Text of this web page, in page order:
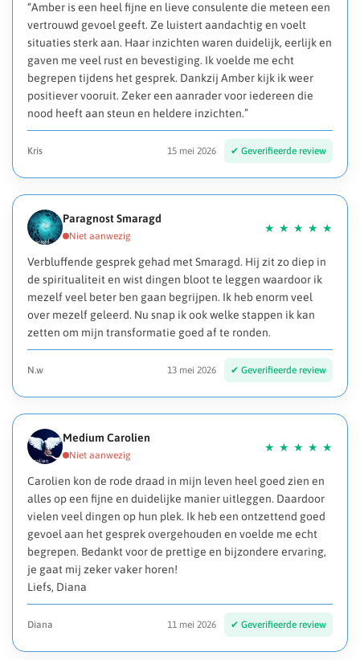
“Amber is een heel fijne en lieve consulente die meteen een
vertrouwd gevoel geeft. Ze luistert aandachtig en voelt
situaties sterk aan. Haar inzichten waren duidelijk, eerlijk en
gaven me veel rust en bevestiging. Ik voelde me echt
begrepen tijdens het gesprek. Dankzij Amber kijk ik weer
positiever vooruit. Zeker een aanrader voor iedereen die
nood heeft aan steun en heldere inzichten.”
Kris 15 mei 2026
Paragnost Smaragd
Verbluffende gesprek gehad met Smaragd. Hij zit zo diep in
de spiritualiteit en wist dingen bloot te leggen waardoor ik
mezelf veel beter ben gaan begrijpen. Ik heb enorm veel
over mezelf geleerd. Nu snap ik ook welke stappen ik kan
zetten om mijn transformatie goed af te ronden.
N.w 13 mei 2026
Medium Carolien
Carolien kon de rode draad in mijn leven heel goed zien en
alles op een fijne en duidelijke manier uitleggen. Daardoor
vielen veel dingen op hun plek. Ik heb een ontzettend goed
gevoel aan het gesprek overgehouden en voelde me echt
begrepen. Bedankt voor de prettige en bijzondere ervaring,
je gaat mij zeker vaker horen!
Liefs, Diana
Diana 11 mei 2026